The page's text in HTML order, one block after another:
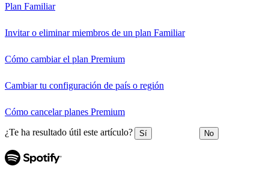
Plan Familiar
Invitar o eliminar miembros de un plan Familiar
Cómo cambiar el plan Premium
Cambiar tu configuración de país o región
Cómo cancelar planes Premium
¿Te ha resultado útil este artículo? Sí No